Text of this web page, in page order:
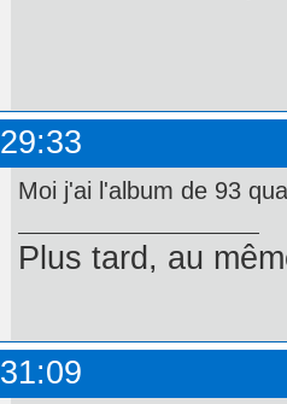
Moi j'ai l'album de 93
Plus tard, au